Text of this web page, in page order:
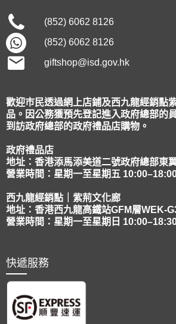
(852) 6062 8126
(852) 6062 8126
giftshop@isd.gov.hk
歡迎巿民透過網上店鋪及西九龍經銷點
品。因公務獲預先登記進入政府總部的
到訪政府總部的政府禮品店購物。
政府禮品店
地址：香港添馬添美道二號政府總部東
營業時間：星期一至星期五
西九龍經銷點｜紫荊文化廊
地址：香港西九龍高鐵站GFM層WEK-
營業時間：星期一至星期日
快遞服務